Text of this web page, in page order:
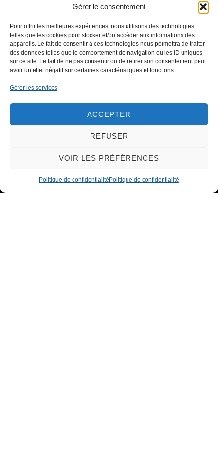
Gérer le consentement
Pour offrir les meilleures expériences, nous utilisons des technologies
telles que les cookies pour stocker et/ou accéder aux informations des
appareils. Le fait de consentir à ces technologies nous permettra de traiter
des données telles que le comportement de navigation ou les ID uniques
sur ce site. Le fait de ne pas consentir ou de retirer son consentement peut
avoir un effet négatif sur certaines caractéristiques et fonctions.
Gérer les services
ACCEPTER
REFUSER
VOIR LES PRÉFÉRENCES
Politique de confidentialité Politique de confidentialité
ensemble ?
CONTACTEZ-NOUS